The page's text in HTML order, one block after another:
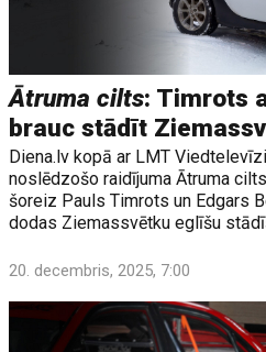
Ātruma cilts: Timrots
brauc stādīt
Diena.lv kopā ar LMT
noslēdzošo raidījuma Ātruma
šoreiz Pauls Timrots un Edgars
dodas Ziemassvētku eglīšu
20. decembris, 2025, 7:00